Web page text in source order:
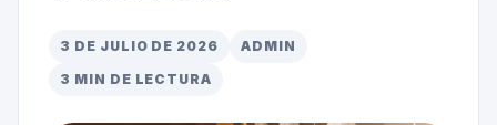
3 DE JULIO DE 2026
ADMIN
3 MIN DE LECTURA